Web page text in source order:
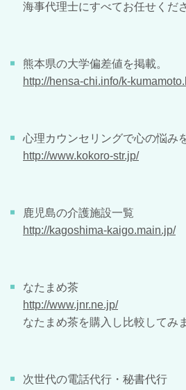
海事代理士にすべてお任せくだ
熊本県の大学偏差値を掲載。
http://hensa-chi.info/k-
心理カウンセリングで心の悩み
http://www.kokoro-str.jp/
鹿児島の介護施設一覧
http://kagoshima-kaigo.main.jp/
なたまめ茶
http://www.jnr.ne.jp/
なたまめ茶を購入し比較してみ
次世代の電話代行・秘書代行